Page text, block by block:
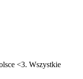
<3. Wszystkie